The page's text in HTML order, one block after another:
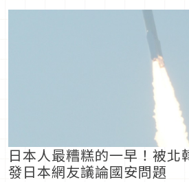
日本人最糟糕的一早！被北
發日本網友議論國安問題